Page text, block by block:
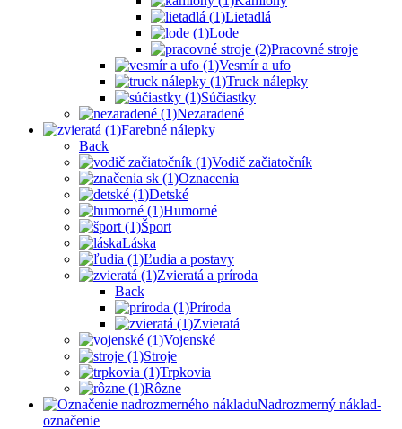
Lietadlá
Lode
Pracovné stroje
Vesmír a ufo
Truck nálepky
Súčiastky
Nezaradené
Farebné nálepky
Back
Vodič začiatočník
Oznacenia
Detské
Humorné
Šport
Láska
Ľudia a postavy
Zvieratá a príroda
Back
Príroda
Zvieratá
Vojenské
Stroje
Trpkovia
Rôzne
Nadrozmerný náklad-
označenie